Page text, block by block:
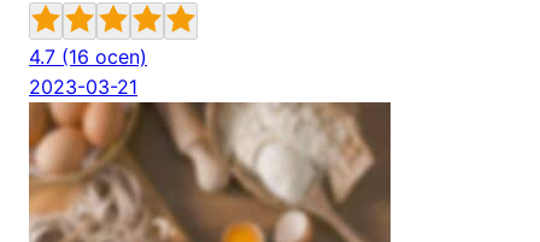
4.7 (16 ocen)
2023-03-21